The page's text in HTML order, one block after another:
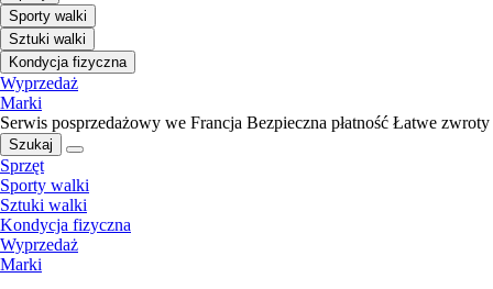
Sporty walki
Sztuki walki
Kondycja fizyczna
Wyprzedaż
Marki
Serwis posprzedażowy we Francja Bezpieczna płatność Łatwe zwroty
Szukaj
Sprzęt
Sporty walki
Sztuki walki
Kondycja fizyczna
Wyprzedaż
Marki